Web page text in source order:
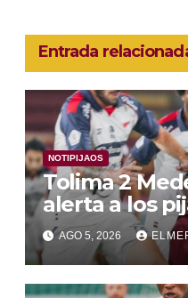
Entrada
NOTIPIJAOS
Tolima 2
alerta a los
fútbol
AGO 5, 2026